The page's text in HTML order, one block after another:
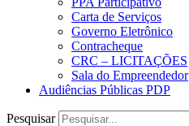
Carta de Serviços
Governo Eletrônico
Contracheque
CRC – LICITAÇÕES
Sala do Empreendedor
Audiências Públicas PDP
Pesquisar